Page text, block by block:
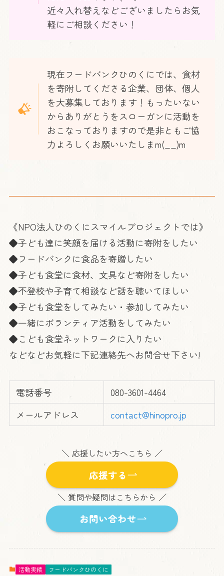
近々入れ替えなどございましたらお気
軽にご相談ください！
現在フードバンクひのくにでは、食材
を寄附してくださる企業、団体、個人
を大募集しております！もったいない
からありがとうをスローガンに活動を
おこなっておりますので是非ともご協
力よろしくお願いいたしまm(__)m
《NPO法人ひのくにスマイルプロジェクトでは》
◆子ども達に笑顔を届ける活動に寄附をしたい
◆フードバンクに食品を寄贈したい
◆子ども食堂に食材、文具など寄附をしたい
◆不登校や子育て相談など話を聴いてほしい
◆子ども食堂をしてみたい・参加してみたい
◆一緒にボランティア活動をしてみたい
◆こども食堂ネットワークに入りたい
などなどお気軽に下記連絡先へお問合せ下さい!
電話番号
080-3601-4464
メールアドレス
contact@hinopro.jp
＼ 応援したい方へこちら ／
応援する
＼ 質問や疑問はこちらから ／
お問い合わせ
活動実績 フードバンクひのくに